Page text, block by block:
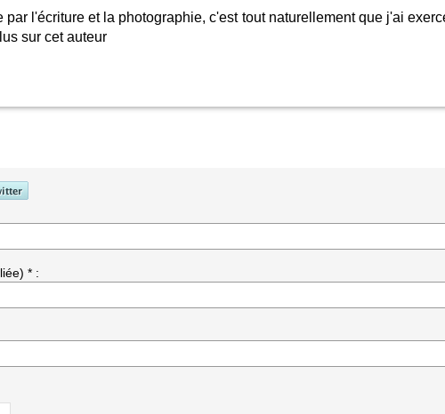
par l'écriture et la photographie, c'est tout naturellement que j'ai
sur cet auteur
* :